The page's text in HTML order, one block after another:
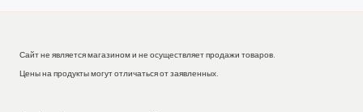
Сайт не является магазином и не осуществляет продажи товаров.
Цены на продукты могут отличаться от заявленных.